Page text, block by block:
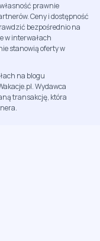
prawnie
Ceny i dostępność
bezpośrednio na
w interwałach
stanowią oferty w
na blogu
Wydawca
transakcję, która